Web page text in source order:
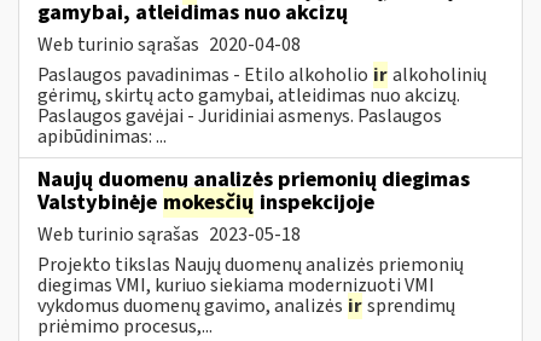
gamybai, atleidimas nuo akcizų
Web turinio sąrašas 2020-04-08
Paslaugos pavadinimas - Etilo alkoholio iralkoholinių
gėrimų, skirtų acto gamybai, atleidimas nuo akcizų.
Paslaugos gavėjai - Juridiniai asmenys. Paslaugos
apibūdinimas: ...
Naujų duomenų analizės priemonių diegimas
Valstybinėje mokesčių inspekcijoje
Web turinio sąrašas 2023-05-18
Projekto tikslas Naujų duomenų analizės priemonių
diegimas VMI, kuriuo siekiama modernizuoti VMI
vykdomus duomenų gavimo, analizės irsprendimų
priėmimo procesus,...